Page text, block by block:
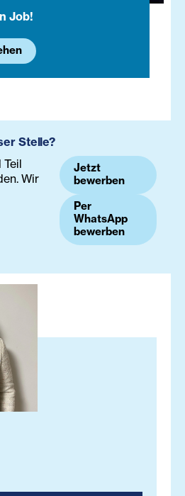
Job!
Stelle?
Wir
Jetzt
bewerben
Per
WhatsApp
bewerben